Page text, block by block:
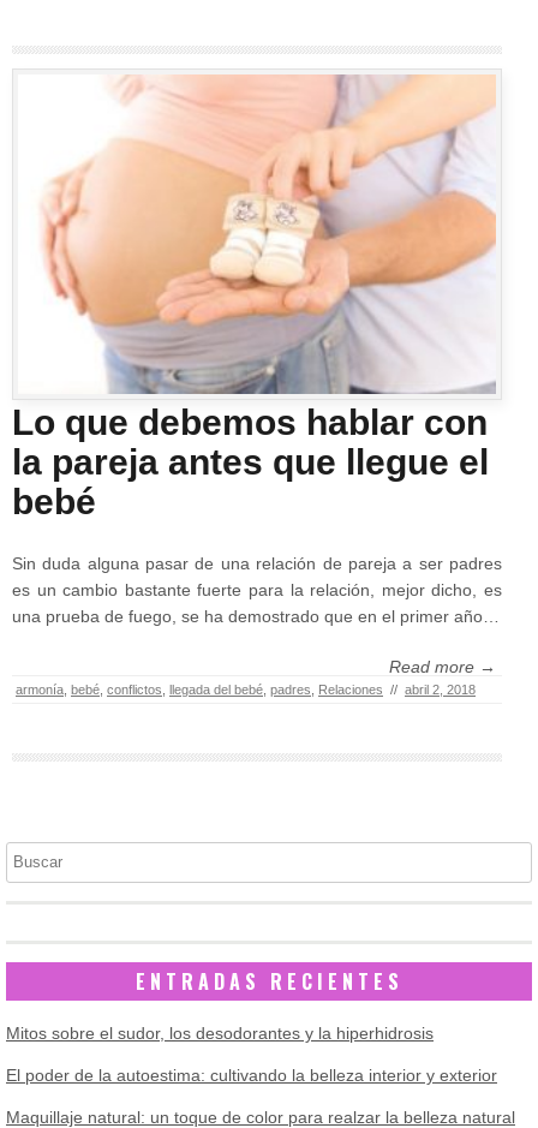
Lo que debemos hablar con
la pareja antes que llegue el
bebé
Sin duda alguna pasar de una relación de pareja a ser padres
es un cambio bastante fuerte para la relación, mejor dicho, es
una prueba de fuego, se ha demostrado que en el primer año…
Read more →
armonía bebé conflictos llegada del bebé padres Relaciones // abril 2, 2018
Buscar
ENTRADAS RECIENTES
Mitos sobre el sudor, los desodorantes y la hiperhidrosis
El poder de la autoestima: cultivando la belleza interior y exterior
Maquillaje natural: un toque de color para realzar la belleza natural